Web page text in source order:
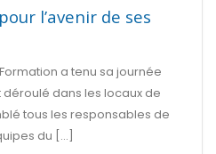
l’avenir de ses
a tenu sa journée
déroulé dans les locaux de
tous les responsables de
du [...]